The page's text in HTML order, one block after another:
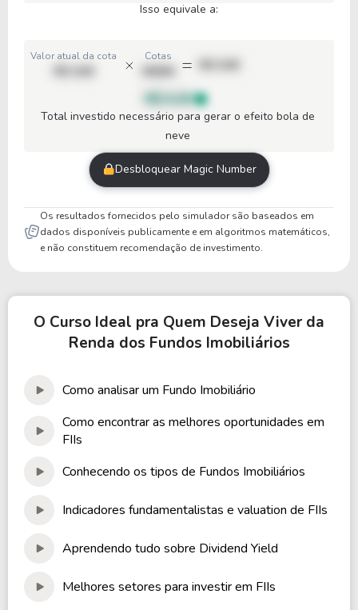
Isso equivale a:
Valor atual da cota Cotas
R$ 0,00
Total investido necessário para gerar o efeito bola de
neve
Desbloquear Magic Number
Os resultados fornecidos pelo simulador são baseados em
dados disponíveis publicamente e em algoritmos matemáticos,
e não constituem recomendação de investimento.
O Curso Ideal pra Quem Deseja Viver da
Renda dos Fundos Imobiliários
Como analisar um Fundo Imobiliário
Como encontrar as melhores oportunidades em
FIIs
Conhecendo os tipos de Fundos Imobiliários
Indicadores fundamentalistas e valuation de FIIs
Aprendendo tudo sobre Dividend Yield
Melhores setores para investir em FIIs